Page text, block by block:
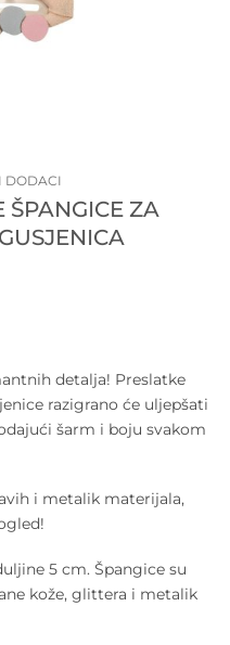
DODACI
ŠPANGICE ZA
detalja! Preslatke
razigrano će uljepšati
šarm i boju svakom
i metalik materijala,
5 cm. Špangice su
kože, glittera i metalik